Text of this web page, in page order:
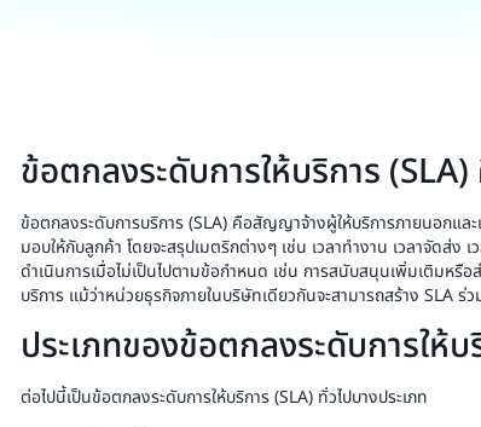
ข้อตกลงระดับการให้บริการ (SLA)
ข้อตกลงระดับการบริการ (SLA) คือสัญญาจ้างผู้ให้บริการภายนอกแล
มอบให้กับลูกค้า โดยจะสรุปเมตริกต่างๆ เช่น เวลาทำงาน เวลาจัดส่ง
ดำเนินการเมื่อไม่เป็นไปตามข้อกำหนด เช่น การสนับสนุนเพิ่มเติมหรื
บริการ แม้ว่าหน่วยธุรกิจภายในบริษัทเดียวกันจะสามารถสร้าง SLA ร่
ประเภทของข้อตกลงระดับการให้บ
ต่อไปนี้เป็นข้อตกลงระดับการให้บริการ (SLA) ทั่วไปบางประเภท